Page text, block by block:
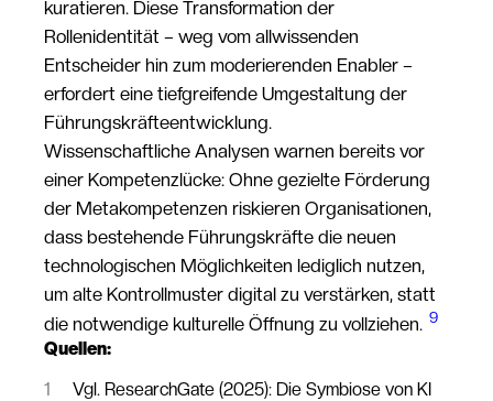
kuratieren. Diese Transformation der
Rollenidentität – weg vom allwissenden
Entscheider hin zum moderierenden Enabler –
erfordert eine tiefgreifende Umgestaltung der
Führungskräfteentwicklung.
Wissenschaftliche Analysen warnen bereits vor
einer Kompetenzlücke: Ohne gezielte Förderung
der Metakompetenzen riskieren Organisationen,
dass bestehende Führungskräfte die neuen
technologischen Möglichkeiten lediglich nutzen,
um alte Kontrollmuster digital zu verstärken, statt
die notwendige kulturelle Öffnung zu vollziehen. 9
Quellen:
1
Vgl. ResearchGate (2025): Die Symbiose von KI